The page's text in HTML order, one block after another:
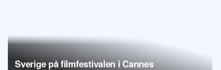
Sverige på filmfestivalen i Cannes